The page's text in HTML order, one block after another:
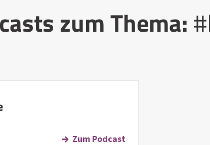
zum Thema:
Zum Podcast